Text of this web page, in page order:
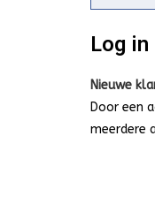
Log in
Nieuwe
Door een
meerdere